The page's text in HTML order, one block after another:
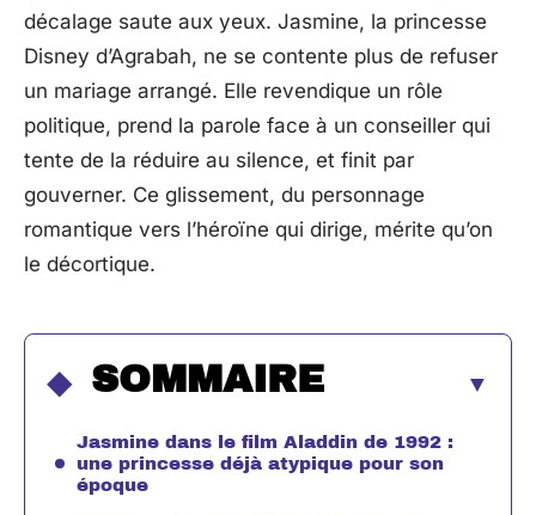
décalage saute aux yeux. Jasmine, la princesse
Disney d’Agrabah, ne se contente plus de refuser
un mariage arrangé. Elle revendique un rôle
politique, prend la parole face à un conseiller qui
tente de la réduire au silence, et finit par
gouverner. Ce glissement, du personnage
romantique vers l’héroïne qui dirige, mérite qu’on
le décortique.
SOMMAIRE
Jasmine dans le film Aladdin de 1992 :
une princesse déjà atypique pour son
époque